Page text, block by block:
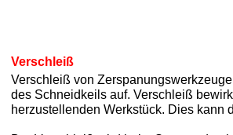
Verschleiß
Verschleiß von
des Schneidkeils auf. Verschleiß
herzustellenden Werkstück. Dies kann